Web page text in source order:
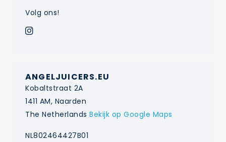
Volg ons!
ANGELJUICERS.EU
Kobaltstraat 2A
1411 AM, Naarden
The Netherlands Bekijk op Google Maps
NL802464427B01